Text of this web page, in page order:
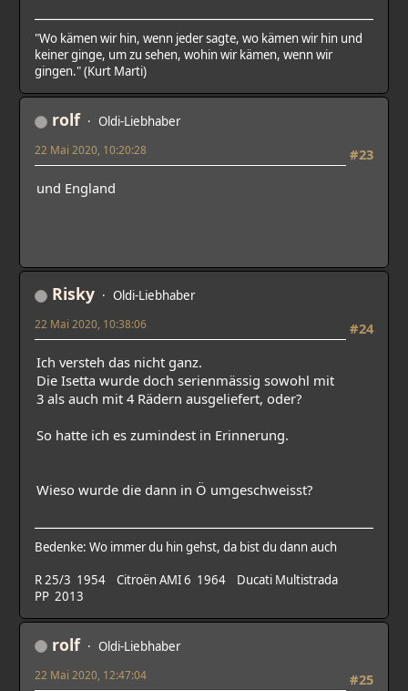
"Wo kämen wir hin, wenn jeder sagte, wo kämen wir hin und
keiner ginge, um zu sehen, wohin wir kämen, wenn wir
gingen." (Kurt Marti)
rolf Oldi-Liebhaber
#23
22 Mai 2020, 10:20:28
und England
Risky Oldi-Liebhaber
#24
22 Mai 2020, 10:38:06
Ich versteh das nicht ganz.
Die Isetta wurde doch serienmässig sowohl mit
3 als auch mit 4 Rädern ausgeliefert, oder?
So hatte ich es zumindest in Erinnerung.
Wieso wurde die dann in Ö umgeschweisst?
Bedenke: Wo immer du hin gehst, da bist du dann auch
R 25/3 1954 Citroën AMI 6 1964 Ducati Multistrada
PP 2013
rolf Oldi-Liebhaber
#25
22 Mai 2020, 12:47:04